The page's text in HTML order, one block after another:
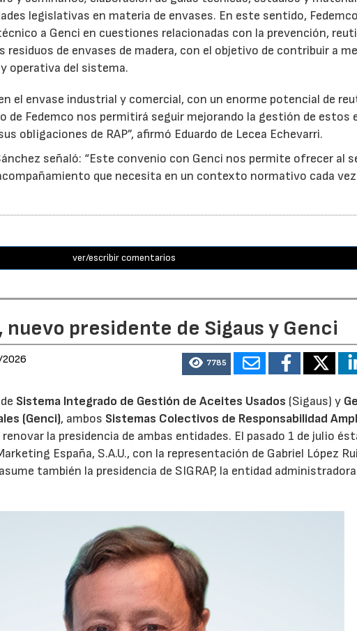
legislativas en materia de envases. En este sentido,
a Genci en cuestiones relacionadas con la prevención,
residuos de envases de madera, con el objetivo de contribuir a
operativa del sistema.
el envase industrial y comercial, con un enorme potencial de
de Fedemco nos permitirá seguir mejorando la gestión de estos
obligaciones de RAP”, afirmó Eduardo de Lecea Echevarri.
señaló: “Este convenio con Genci nos permite ofrecer al
que necesita en un contexto normativo cada
ver/escribir comentarios
nuevo presidente de Sigaus y Genci
7785
Sistema Integrado de Gestión de Aceites Usados (Sigaus) y
(Genci), ambos Sistemas Colectivos de Responsabilidad
la presidencia de ambas entidades. El pasado 1 de julio
España, S.A.U., con la representación de Gabriel López
también la presidencia de SIGRAP, la entidad